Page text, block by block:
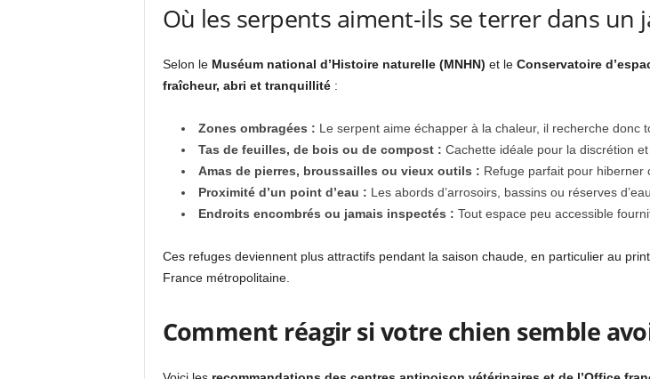
Où les serpents aiment-ils se terrer dans un
Selon le Muséum national d’Histoire naturelle (MNHN) et le Conservatoire
fraîcheur, abri et tranquillité:
Zones ombragées : Le serpent aime échapper à la chaleur, il recherche donc
Tas de feuilles, de bois ou de compost : Cachette idéale pour la discrétion et
Amas de pierres, broussailles ou vieux outils : Refuge parfait pour hiberner
Proximité d’un point d’eau : Les abords d’arrosoirs, bassins ou réserves
Endroits encombrés ou jamais inspectés : Tout espace peu accessible
Ces refuges deviennent plus attractifs pendant la saison chaude, en particulier au
France métropolitaine.
Comment réagir si votre chien semble